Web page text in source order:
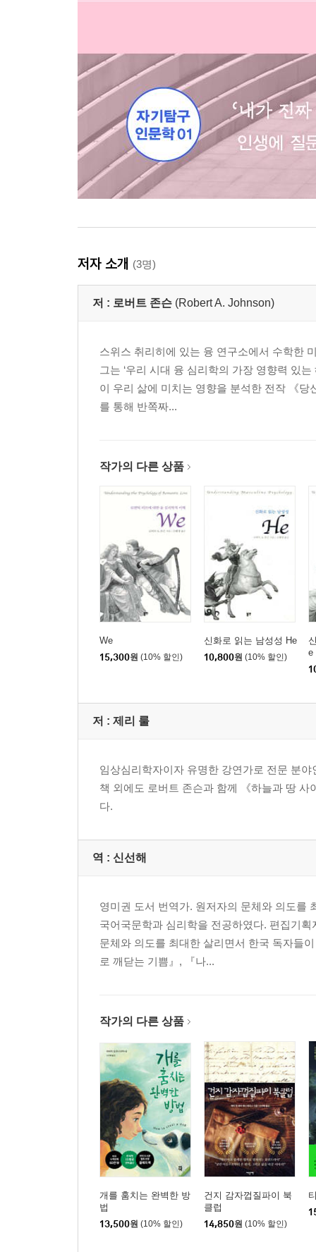
저자 소개 (3명)
저 : 로버트 존슨 (Robert A. Johnson)
스위스 취리히에 있는 융 연구소에서 수학한
그는 ‘우리 시대 융 심리학의 가장 영향력 있
이 우리 삶에 미치는 영향을 분석한 전작 《
를 통해 반쪽짜...
작가의 다른 상품
We
15,300원 (10% 할인)
신화로 읽는 남성성 He
10,800원 (10% 할인)
e
저 : 제리 룰
임상심리학자이자 유명한 강연가로 전문 분
책 외에도 로버트 존슨과 함께 《하늘과 땅 사
다.
역 : 신선해
영미권 도서 번역가. 원저자의 문체와 의도를
국어국문학과 심리학을 전공하였다. 편집기
문체와 의도를 최대한 살리면서 한국 독자들
로 깨닫는 기쁨』, 『나...
작가의 다른 상품
개를 훔치는 완벽한 방
법
13,500원 (10% 할인)
건지 감자껍질파이 북
클럽
14,850원 (10% 할인)